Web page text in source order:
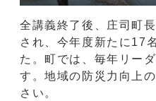
全講義終了後、庄司町
され、今年度新たに17
た。町では、毎年リー
す。地域の防災力向上
さい。